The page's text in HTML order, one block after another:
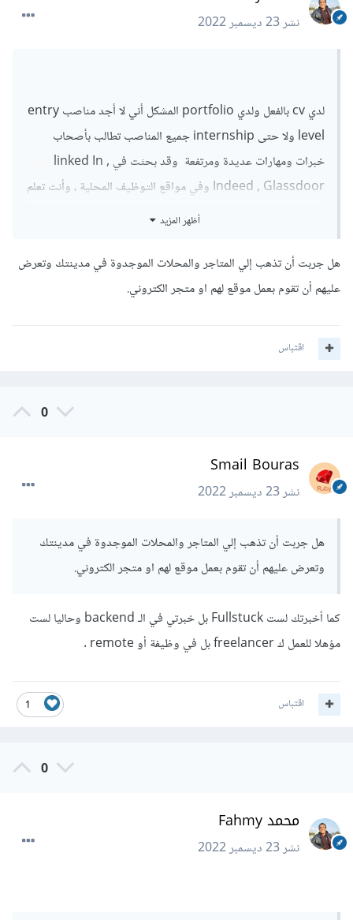
وهذه قد تفيدك ايضاً:
نشر23 ديسمبر 2022
لدي cv بالفعل ولدي portfolio المشكل أني لا أجد مناصب entry
level ولا حتى internship جميع المناصب تطالب بأصحاب
خبرات ومهارات عديدة ومرتفعة وقد بحثت في linked In ,
Indeed , Glassdoor وفي مواقع التوظيف المحلية ، وأنت تعلم
أن مايطلب من المبتدئ يختلف عما يتم طلبه من مهام للخبير ، لا أود
بخصوص ماأعرف ؟ ولا أستطيع التقدم للعمل الحر لأن العروض
تطلب خبرة Fullstack وأنا لا أملكها ولا أستطيع أن أكون
أني شرعت في تعلم تطوير الويب قبل 9 سنوات )
أظهر المزيد
هل جربت أن تذهب إلي المتاجر والمحلات الموجدوة في مدينتك وتعرض
عليهم أن تقوم بعمل موقع لهم او متجر الكتروني.
اقتباس
0
Smail Bouras
نشر23 ديسمبر 2022
هل جربت أن تذهب إلي المتاجر والمحلات الموجدوة في مدينتك
وتعرض عليهم أن تقوم بعمل موقع لهم او متجر الكتروني.
كما أخبرتك لست Fullstuck بل خبرتي في الـ backend وحاليا لست
مؤهلا للعمل ك freelancer بل في وظيفة أو remote .
1 اقتباس
0
محمد Fahmy
نشر23 ديسمبر 2022